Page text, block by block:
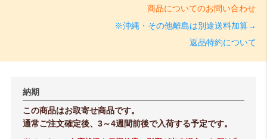
商品についてのお問い合わせ
※沖縄・その他離島は別途送料加算→
返品特約について
納期
この商品はお取寄せ商品です。
通常ご注文確定後、3～4週間前後で入荷する予定です。